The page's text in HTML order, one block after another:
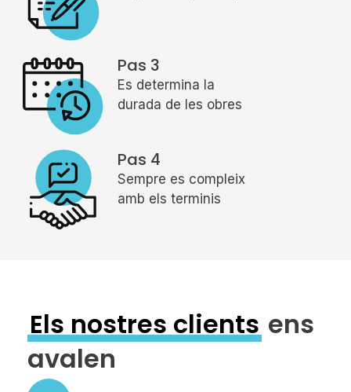
Pas 3
Es determina la
durada de les obres
Pas 4
Sempre es compleix
amb els terminis
Els nostres clients ens
avalen